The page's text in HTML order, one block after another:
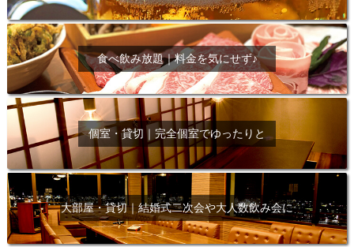
食べ飲み放題｜料金を気にせず♪
個室・貸切｜完全個室でゆったりと
大部屋・貸切｜結婚式二次会や大人数飲み会に